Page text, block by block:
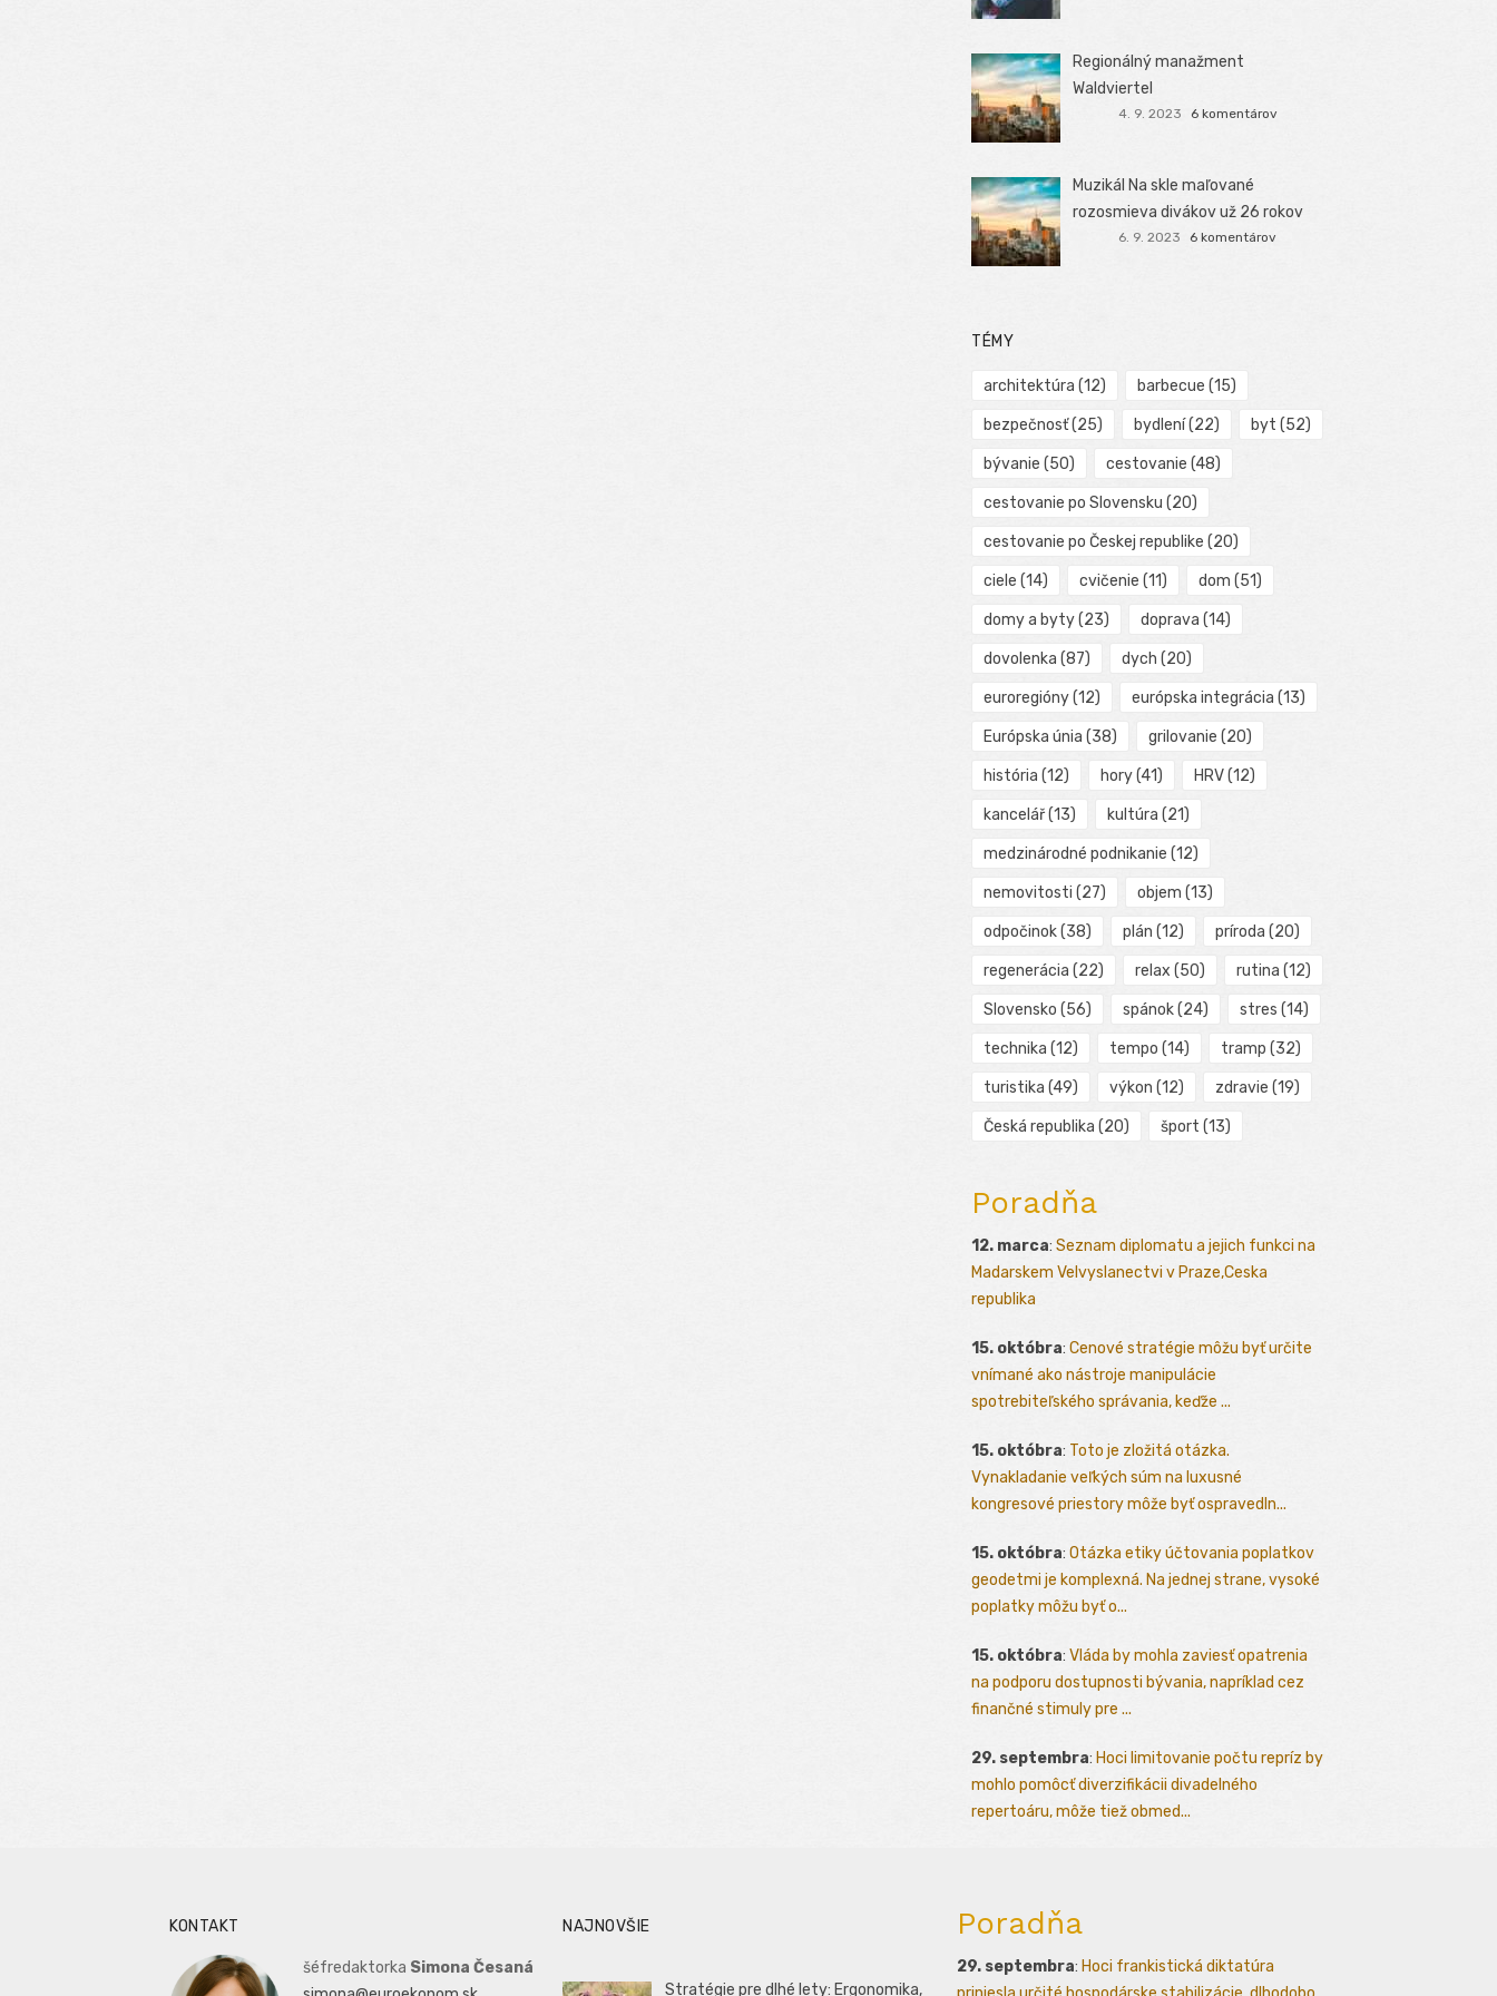
Regionálný manažment
Waldviertel
4. 9. 2023 6 komentárov
Muzikál Na skle maľované
rozosmieva divákov už 26 rokov
6. 9. 2023 6 komentárov
TÉMY
architektúra (12) barbecue (15)
bezpečnosť(25) bydlení(22) byt (52)
bývanie (50) cestovanie (48)
cestovanie po Slovensku (20)
cestovanie po Českej republike (20)
ciele (14) cvičenie (11) dom (51)
domy a byty(23) doprava (14)
dovolenka (87) dych (20)
euroregióny(12) európska integrácia (13)
Európska únia (38) grilovanie (20)
história (12) hory(41) HRV(12)
kancelář(13) kultúra (21)
medzinárodné podnikanie (12)
nemovitosti (27) objem (13)
odpočinok(38) plán (12) príroda (20)
regenerácia (22) relax (50) rutina (12)
Slovensko (56) spánok(24) stres (14)
technika (12) tempo (14) tramp (32)
turistika (49) výkon (12) zdravie (19)
Česká republika (20) šport (13)
Poradňa
12. marca: Seznam diplomatu a jejich funkci na
Madarskem Velvyslanectvi v Praze,Ceska
republika
15. októbra: Cenové stratégie môžu byť určite
vnímané ako nástroje manipulácie
spotrebiteľského správania, keďže ...
15. októbra: Toto je zložitá otázka.
Vynakladanie veľkých súm na luxusné
kongresové priestory môže byť ospravedln...
15. októbra: Otázka etiky účtovania poplatkov
geodetmi je komplexná. Na jednej strane, vysoké
poplatky môžu byť o...
15. októbra: Vláda by mohla zaviesť opatrenia
na podporu dostupnosti bývania, napríklad cez
finančné stimuly pre ...
29. septembra: Hoci limitovanie počtu repríz by
mohlo pomôcť diverzifikácii divadelného
repertoáru, môže tiež obmed...
KONTAKT
šéfredaktorka Simona Česaná
NAJNOVŠIE
Stratégie pre dlhé lety: Ergonomika,
Poradňa
29. septembra: Hoci frankistická diktatúra